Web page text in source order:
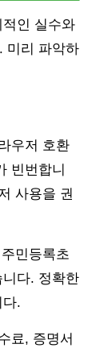
인 실수와
미리 파악하
우저 호환
빈번합니
사용을 권
민등록초
다. 정확한
.
료, 증명서